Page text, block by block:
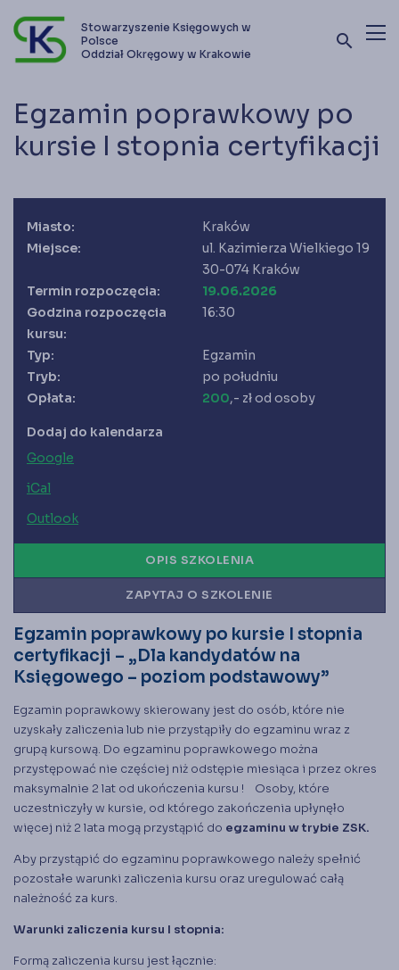
Stowarzyszenie Księgowych w
Polsce
Oddział Okręgowy w Krakowie
search
Oferta szkoleniowa
Zostań członkiem SKwP
Księgarnia
Panel członka
Egzamin poprawkowy po
kursie I stopnia certyfikacji
Miasto:
Kraków
Miejsce:
ul. Kazimierza Wielkiego 19
30-074 Kraków
Termin rozpoczęcia:
19.06.2026
Godzina rozpoczęcia
kursu:
16:30
Typ:
Egzamin
Tryb:
po południu
Opłata:
200,- zł od osoby
Dodaj do kalendarza
Google
iCal
Outlook
OPIS SZKOLENIA
ZAPYTAJ O SZKOLENIE
Egzamin poprawkowy po kursie I stopnia
certyfikacji – „Dla kandydatów na
Księgowego – poziom podstawowy”
Egzamin poprawkowy skierowany jest do osób, które nie
uzyskały zaliczenia lub nie przystąpiły do egzaminu wraz z
grupą kursową. Do egzaminu poprawkowego można
przystępować nie częściej niż odstępie miesiąca i przez okres
maksymalnie 2 lat od ukończenia kursu ! Osoby, które
uczestniczyły w kursie, od którego zakończenia upłynęło
więcej niż 2 lata mogą przystąpić do egzaminu w trybie ZSK.
Aby przystąpić do egzaminu poprawkowego należy spełnić
pozostałe warunki zaliczenia kursu oraz uregulować całą
należność za kurs.
Warunki zaliczenia kursu I stopnia:
Formą zaliczenia kursu jest łącznie: